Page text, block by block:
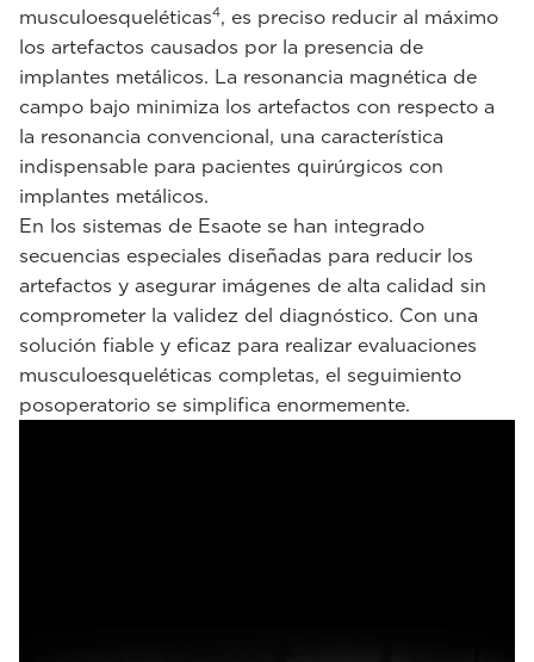
musculoesqueléticas4, es preciso reducir al máximo
los artefactos causados por la presencia de
implantes metálicos. La resonancia magnética de
campo bajo minimiza los artefactos con respecto a
la resonancia convencional, una característica
indispensable para pacientes quirúrgicos con
implantes metálicos.
En los sistemas de Esaote se han integrado
secuencias especiales diseñadas para reducir los
artefactos y asegurar imágenes de alta calidad sin
comprometer la validez del diagnóstico. Con una
solución fiable y eficaz para realizar evaluaciones
musculoesqueléticas completas, el seguimiento
posoperatorio se simplifica enormemente.